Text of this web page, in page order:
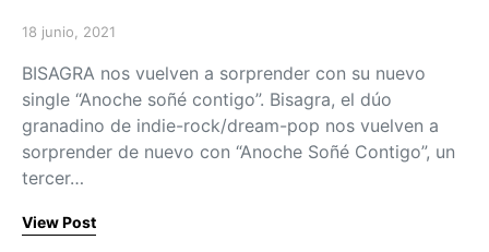
Posted on
18 junio, 2021
BISAGRA nos vuelven a sorprender con su nuevo
single “Anoche soñé contigo”. Bisagra, el dúo
granadino de indie-rock/dream-pop nos vuelven a
sorprender de nuevo con “Anoche Soñé Contigo”, un
tercer…
View Post